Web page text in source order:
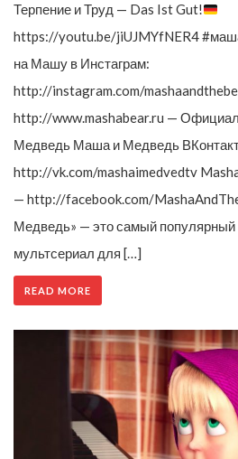
Терпение и Труд — Das Ist Gut!
https://youtu.be/jiUJMYfNER4
на Машу в Инстаграм:
http://instagram.com/
http://www.mashabear.ru —
Медведь Маша и Медведь
http://vk.com/mashaimedvedtv
— http://facebook.com/
Медведь» — это самый популярный
мультсериал для […]
READ MORE